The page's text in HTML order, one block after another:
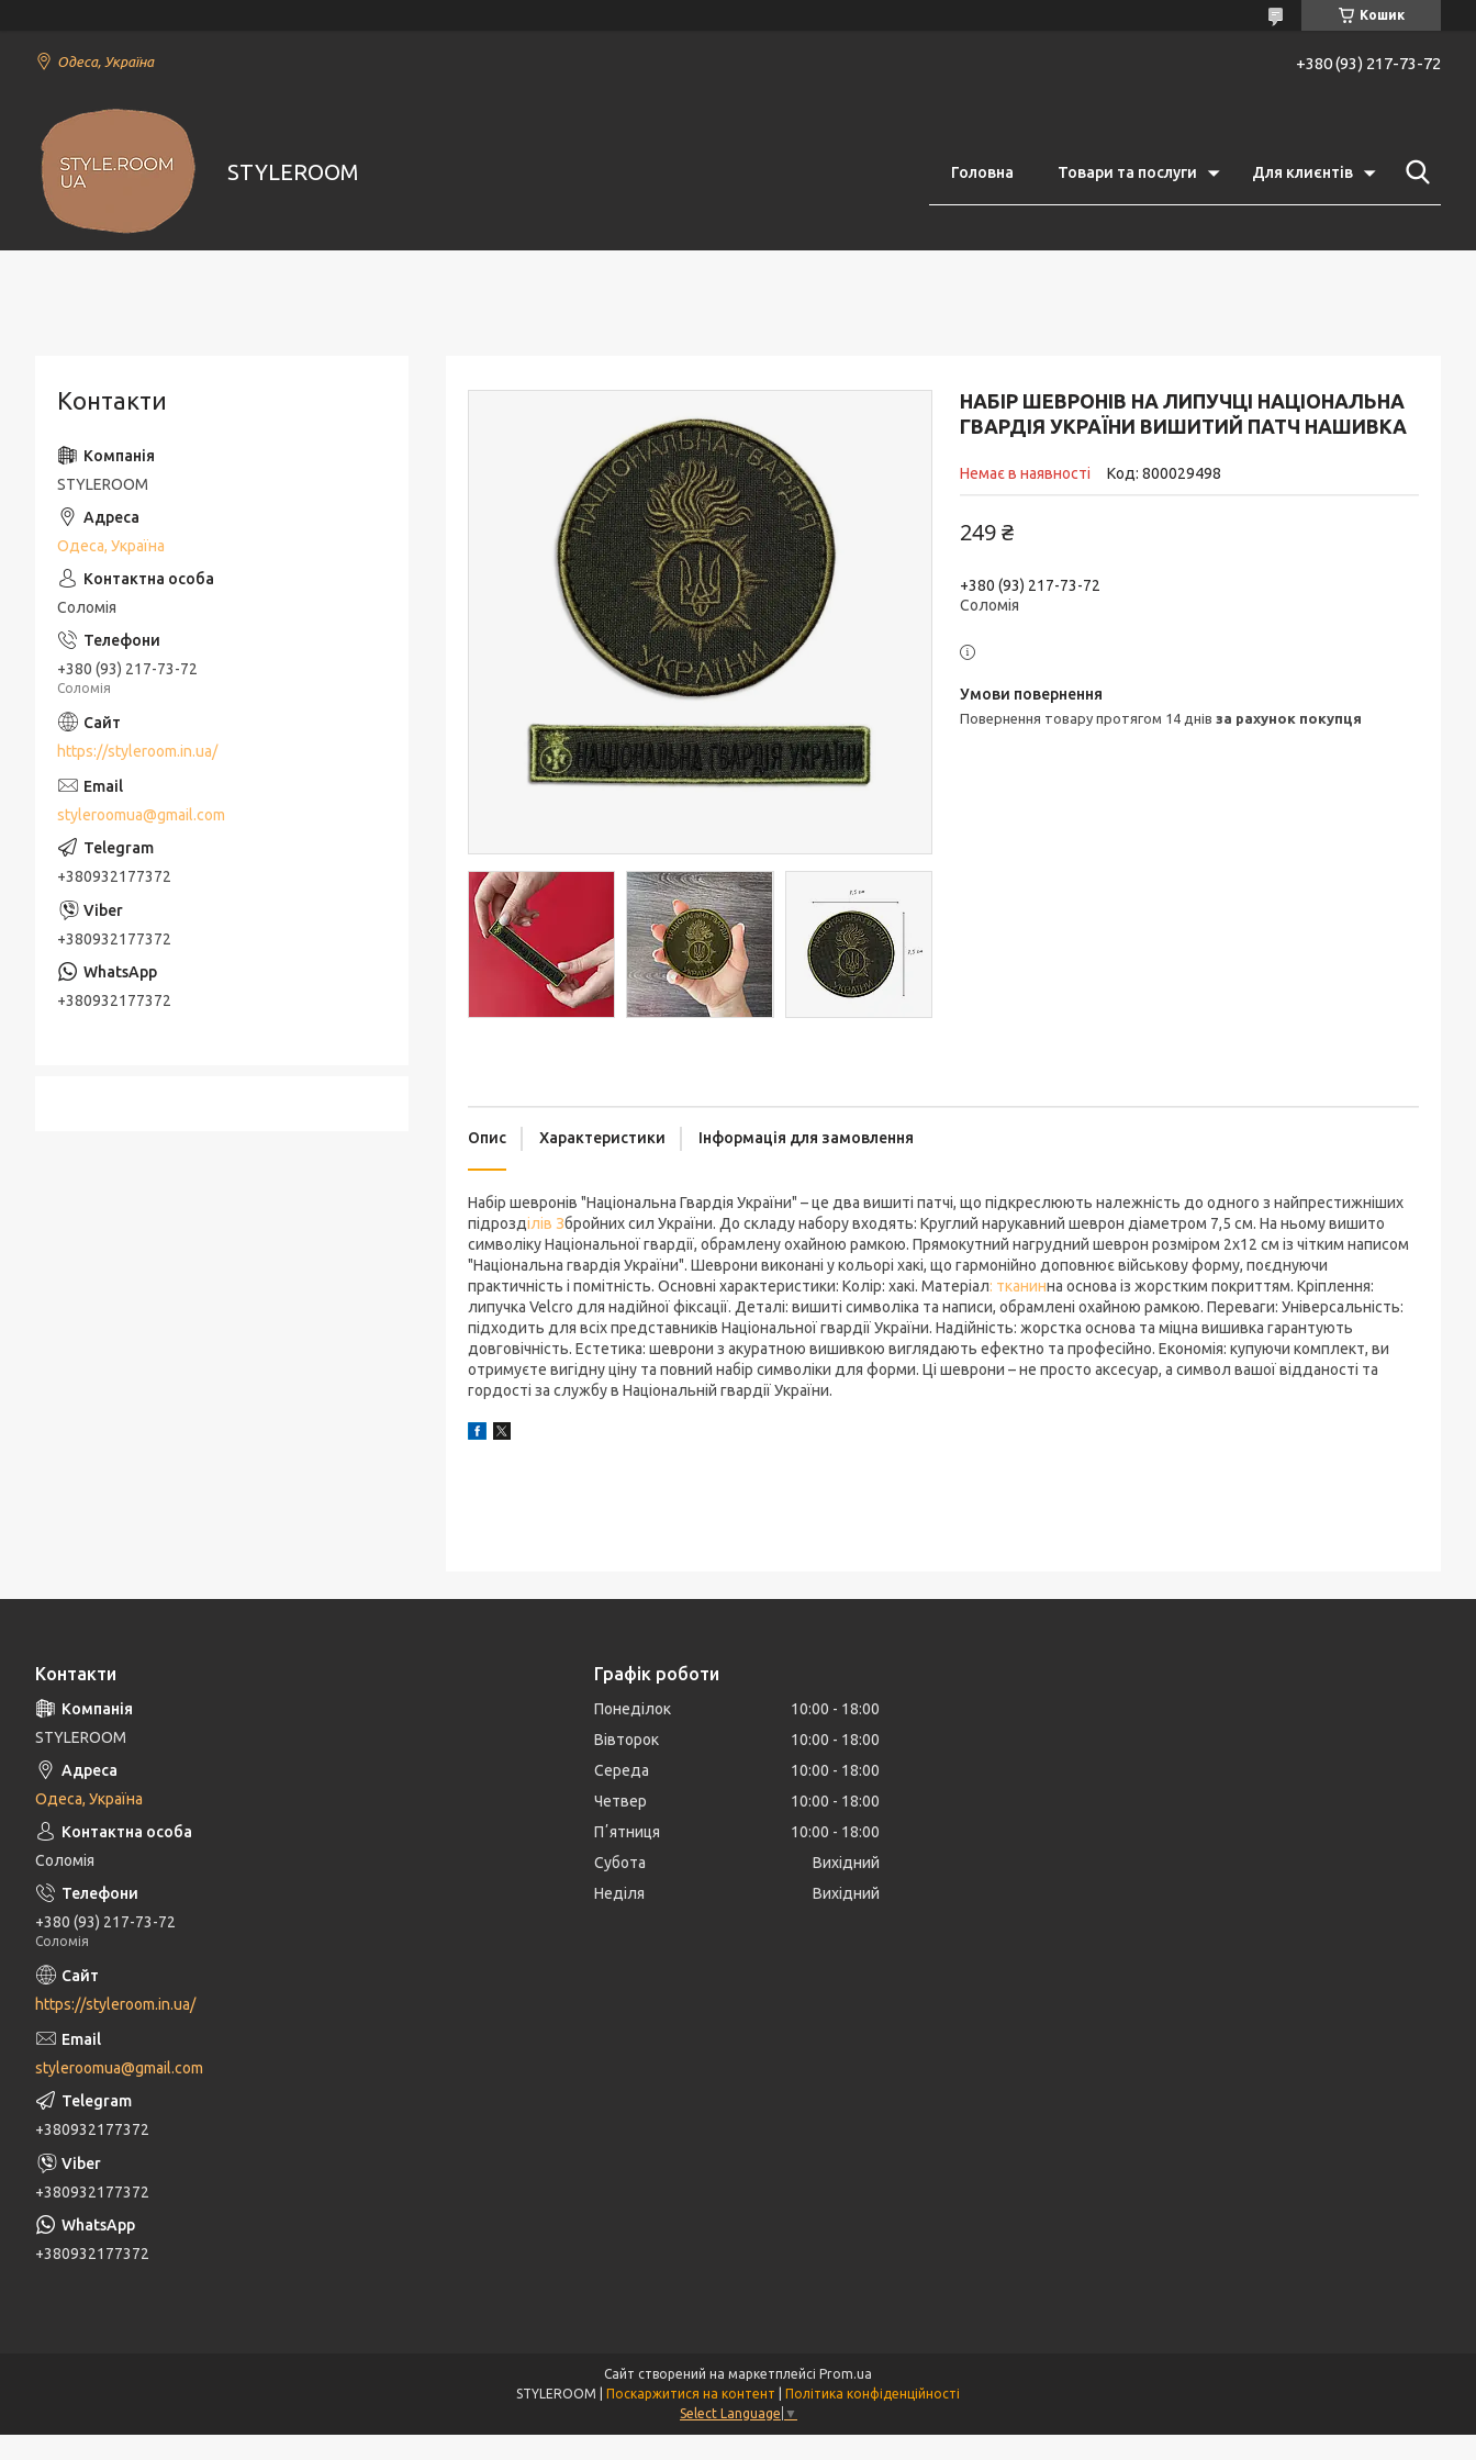
Кошик
Одеса, Україна +380 (93) 217-73-72
STYLEROOM Головна Товари та послуги Для клиєнтів
НАБІР ШЕВРОНІВ НА ЛИПУЧЦІ НАЦІОНАЛЬНА
ГВАРДІЯ УКРАЇНИ ВИШИТИЙ ПАТЧ НАШИВКА
Немає в наявності Код: 800029498
249 ₴
+380 (93) 217-73-72
Соломія
повернення товару протягом 14 днів за рахунок покупця
Опис Характеристики Інформація для замовлення
Набір шевронів "Національна Гвардія України" – це два вишиті патчі, що підкреслюють належність до одного з найпрестижніших
підрозділів Збройних сил України. До складу набору входять: Круглий нарукавний шеврон діаметром 7,5 см. На ньому вишито
символіку Національної гвардії, обрамлену охайною рамкою. Прямокутний нагрудний шеврон розміром 2х12 см із чітким написом
"Національна гвардія України". Шеврони виконані у кольорі хакі, що гармонійно доповнює військову форму, поєднуючи
практичність і помітність. Основні характеристики: Колір: хакі. Матеріал: тканинна основа із жорстким покриттям. Кріплення:
липучка Velcro для надійної фіксації. Деталі: вишиті символіка та написи, обрамлені охайною рамкою. Переваги: Універсальність:
підходить для всіх представників Національної гвардії України. Надійність: жорстка основа та міцна вишивка гарантують
довговічність. Естетика: шеврони з акуратною вишивкою виглядають ефектно та професійно. Економія: купуючи комплект, ви
отримуєте вигідну ціну та повний набір символіки для форми. Ці шеврони – не просто аксесуар, а символ вашої відданості та
гордості за службу в Національній гвардії України.
Контакти
STYLEROOM
Одеса, Україна
Соломія
+380 (93) 217-73-72
Соломія
https://styleroom.in.ua/
styleroomua@gmail.com
+380932177372
+380932177372
+380932177372
Контакти
STYLEROOM
Одеса, Україна
Соломія
+380 (93) 217-73-72
Соломія
https://styleroom.in.ua/
styleroomua@gmail.com
+380932177372
+380932177372
+380932177372
Графік роботи
Понеділок 10:00
18:00
Вівторок
10:00
18:00
Середа
10:00
18:00
Четвер
10:00
18:00
Пʼятниця
10:00
18:00
Субота
Вихідний
Неділя
Вихідний
Сайт створений на маркетплейсі Prom.ua
Поскаржитися на контент
Політика конфіденційності
Select Language ▼